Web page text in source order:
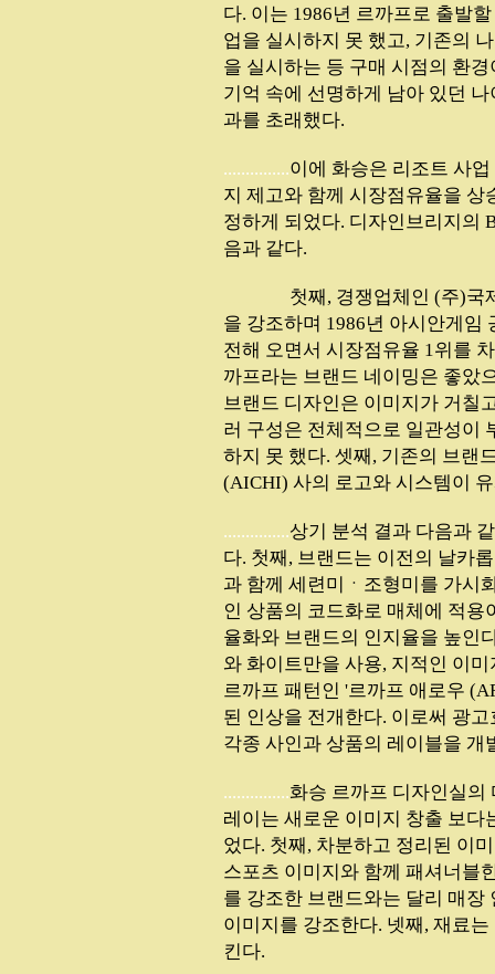
다. 이는 1986년 르까프로 출발
업을 실시하지 못 했고, 기존의
을 실시하는 등 구매 시점의 환
기억 속에 선명하게 남아 있던
과를 초래했다.
...............이에 화승은 리조트 사
지 제고와 함께 시장점유율을
정하게 되었다. 디자인브리지의
음과 같다.
첫째, 경쟁업체인 (주)국
을 강조하며 1986년 아시안게임
전해 오면서 시장점유율 1위를
까프라는 브랜드 네이밍은 좋았
브랜드 디자인은 이미지가 거칠
러 구성은 전체적으로 일관성이
하지 못 했다. 셋째, 기존의 브랜
(AICHI) 사의 로고와 시스템이
...............상기 분석 결과 다음과
다. 첫째, 브랜드는 이전의 날카
과 함께 세련미ㆍ조형미를 가시
인 상품의 코드화로 매체에 적
율화와 브랜드의 인지율을 높인
와 화이트만을 사용, 지적인 이
르까프 패턴인 '르까프 애로우
된 인상을 전개한다. 이로써 광
각종 사인과 상품의 레이블을 개
...............화승 르까프 디자인실의
레이는 새로운 이미지 창출 보
었다. 첫째, 차분하고 정리된 이
스포츠 이미지와 함께 패셔너블
를 강조한 브랜드와는 달리 매
이미지를 강조한다. 넷째, 재료
킨다.